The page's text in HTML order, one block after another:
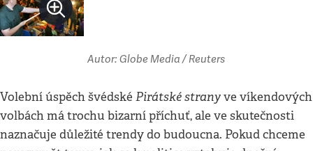
Autor: Globe Media / Reuters
Volební úspěch švédské Pirátské stranyve víkendových
volbách má trochu bizarní příchuť, ale ve skutečnosti
naznačuje důležité trendy do budoucna. Pokud chceme